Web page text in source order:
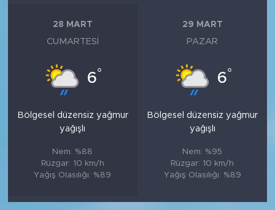
28 MART
CUMARTESI
6°
Bölgesel düzensiz yağmur
yağışlı
Nem: %88
Rüzgar: 10 km/h
Yağış Olasılığı: %89
29 MART
PAZAR
6°
Bölgesel düzensiz yağmur
yağışlı
Nem: %95
Rüzgar: 10 km/h
Yağış Olasılığı: %89